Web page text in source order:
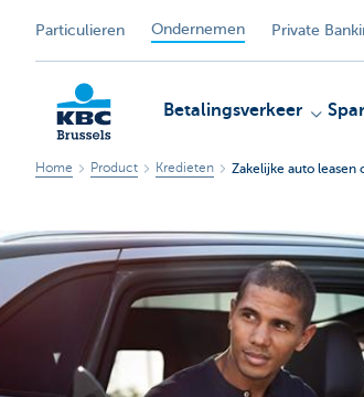
Particulieren Ondernemen Private
KBC
Betalingsverkeer
Home Product Kredieten Zakelijke auto leasen